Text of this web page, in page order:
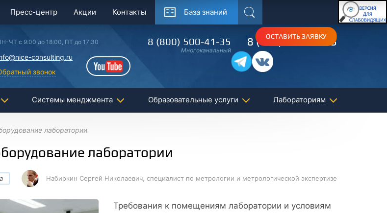
Пресс-центр Акции Контакты База знаний
Поиск
ОСТАВИТЬ ЗАЯВКУ
ЧТ с 9:00 до 18:00, ПТ до 17:30
consulting.ru
звонок
YouTube
8 (800) 500-41-35
Многоканальный
8 (495) 150-54-53
Системы менджмента Образовательные услуги Лабораториям
лаборатории
лаборатории
Набиркин Сергей Николаевич, специалист по метрологии и метрологической экспертизе
Требования к помещениям лаборатории и условиям